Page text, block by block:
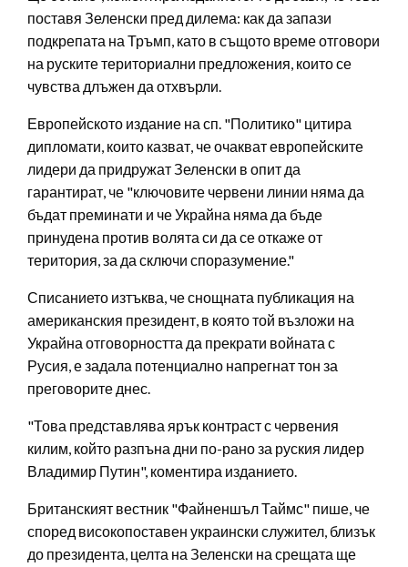
поставя Зеленски пред дилема: как да запази
подкрепата на Тръмп, като в същото време отговори
на руските териториални предложения, които се
чувства длъжен да отхвърли.
Европейското издание на сп. "Политико" цитира
дипломати, които казват, че очакват европейските
лидери да придружат Зеленски в опит да
гарантират, че "ключовите червени линии няма да
бъдат преминати и че Украйна няма да бъде
принудена против волята си да се откаже от
територия, за да сключи споразумение."
Списанието изтъква, че снощната публикация на
американския президент, в която той възложи на
Украйна отговорността да прекрати войната с
Русия, е задала потенциално напрегнат тон за
преговорите днес.
"Това представлява ярък контраст с червения
килим, който разпъна дни по-рано за руския лидер
Владимир Путин", коментира изданието.
Британският вестник "Файненшъл Таймс" пише, че
според високопоставен украински служител, близък
до президента, целта на Зеленски на срещата ще